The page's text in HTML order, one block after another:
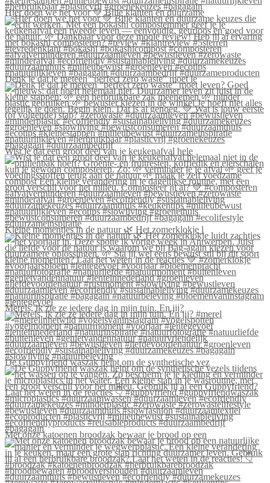
Hier doen we het voor 💚 Blije klanten én duurzame
Denk je dat je meteen “perfect zero waste” moet le
Wist je dat een groot deel van je keukenafval hele
Kleine momentjes in de natuur 🌿 Het zomerklokje l
Merels, ik zie ze iedere dag in mijn tuin. En jij?
De Guppyfriend waszak helpt om de synthetische vez
Met onze katoenen broodzak bewaar je brood op een